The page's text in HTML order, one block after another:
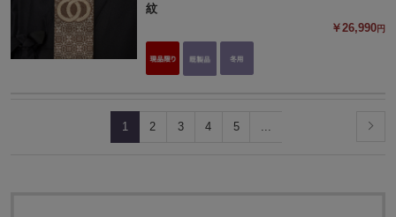
紋
￥26,990円
1 2 3 4 5 ...